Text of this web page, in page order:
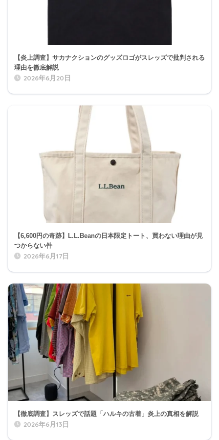
【炎上調査】サカナクションのグッズロゴがスレッズで批判される
理由を徹底解説
2026年6月20日
【6,600円の奇跡】L.L.Beanの日本限定トート、買わない理由が見
つからない件
2026年6月17日
【徹底調査】スレッズで話題「ハルキの古着」炎上の真相を解説
2026年6月13日